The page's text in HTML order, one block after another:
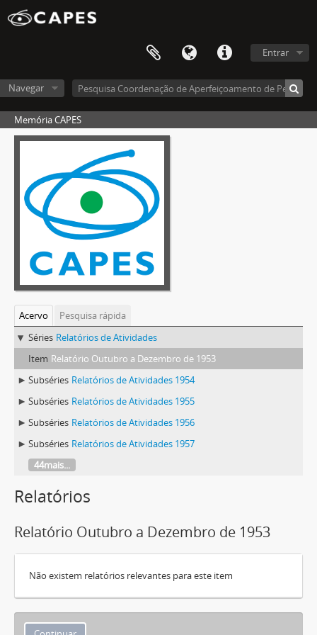
Entrar
Navegar
Memória CAPES
Acervo
Pesquisa rápida
Séries Relatórios de Atividades
Item Relatório Outubro a Dezembro de 1953
Subséries Relatórios de Atividades 1954
Subséries Relatórios de Atividades 1955
Subséries Relatórios de Atividades 1956
Subséries Relatórios de Atividades 1957
44mais...
Relatórios
Relatório Outubro a Dezembro de 1953
Não existem relatórios relevantes para este item